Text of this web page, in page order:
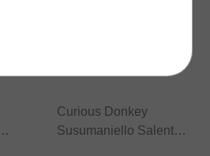
Curious Donkey
Susumaniello Salento